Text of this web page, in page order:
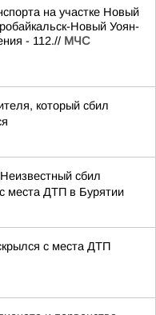
на участке Новый
Новый Уоян-
- 112.// МЧС
который сбил
сбил
места ДТП в Бурятии
с места ДТП